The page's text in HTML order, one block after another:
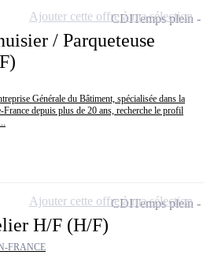
/ Parqueteuse
Générale du Bâtiment, spécialisée dans la
depuis plus de 20 ans, recherche le profil
CDITemps plein
Ajouter cette offre à ma sélection
H/F (H/F)
FRANCE
CDITemps plein
Ajouter cette offre à ma sélection